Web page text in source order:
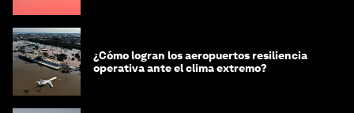
¿Cómo logran los aeropuertos resiliencia
operativa ante el clima extremo?